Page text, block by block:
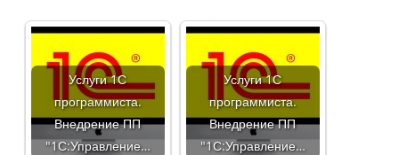
Услуги 1С
программиста.
Внедрение ПП
"1С:Управление…
Услуги 1С
программиста.
Внедрение ПП
"1С:Управление…